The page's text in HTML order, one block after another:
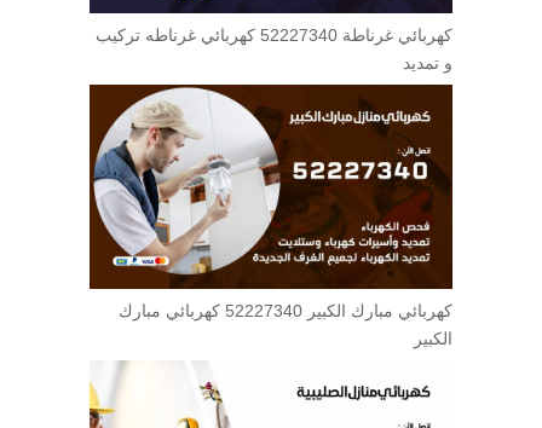
كهربائي غرناطة 52227340 كهربائي غرناطه تركيب
و تمديد
كهربائي مبارك الكبير 52227340 كهربائي مبارك
الكبير